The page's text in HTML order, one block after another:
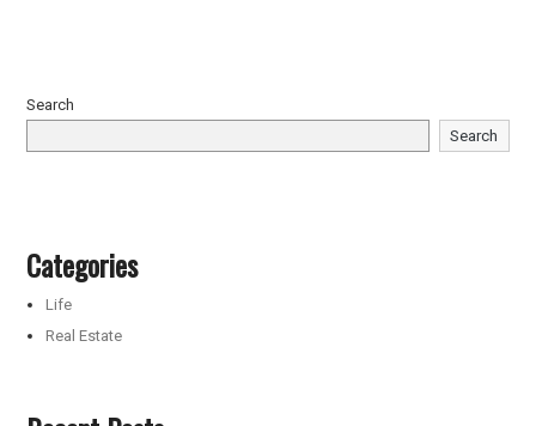
Search
Search
Categories
Life
Real Estate